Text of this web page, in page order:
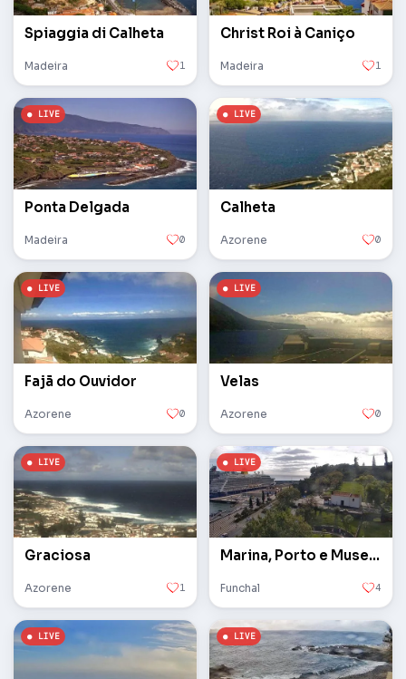
Spiaggia di Calheta
Madeira 1
Christ Roi à Caniço
Madeira 1
Ponta Delgada
Madeira 0
Calheta
Azorene 0
Fajã do Ouvidor
Azorene 0
Velas
Azorene 0
Graciosa
Azorene 1
Marina, Porto e Museo CR7 PTZ
Funchal 4